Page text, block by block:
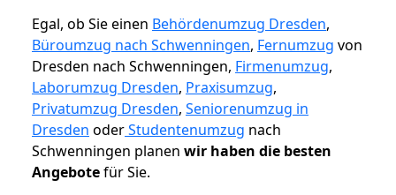
Egal, ob Sie einen Behördenumzug Dresden,
Büroumzug nach Schwenningen, Fernumzug von
Dresden nach Schwenningen, Firmenumzug,
Laborumzug Dresden, Praxisumzug,
Privatumzug Dresden, Seniorenumzug in
Dresden oderStudentenumzug nach
Schwenningen planen wir haben die besten
Angebotefür Sie.